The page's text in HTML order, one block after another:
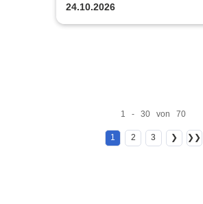
24.10.2026
1 - 30 von 70
1 2 3 ❯ ❯❯